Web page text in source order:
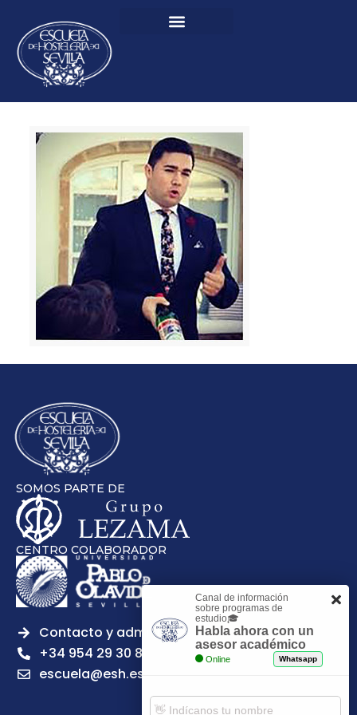
SOMOS PARTE DE
CENTRO COLABORADOR
Contacto y admisiones
+34 954 29 30 81
escuela@esh.es
Canal de información
sobre programas de
estudio🎓
Habla ahora con un
asesor académico
Online Whatsapp